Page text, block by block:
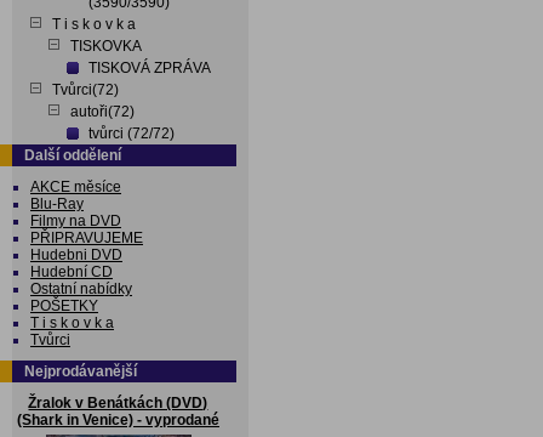
T i s k o v k a
TISKOVKA
TISKOVÁ ZPRÁVA
Tvůrci(72)
autoři(72)
tvůrci (72/72)
Další oddělení
AKCE měsíce
Blu-Ray
Filmy na DVD
PŘIPRAVUJEME
Hudebni DVD
Hudební CD
Ostatní nabídky
POŠETKY
T i s k o v k a
Tvůrci
Nejprodávanější
Žralok v Benátkách (DVD)
(Shark in Venice) - vyprodané